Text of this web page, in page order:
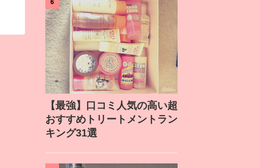
【最強】口コミ人気の高い超
おすすめトリートメントラン
キング31選